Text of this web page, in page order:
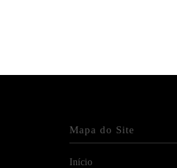
Mapa do Site
Início